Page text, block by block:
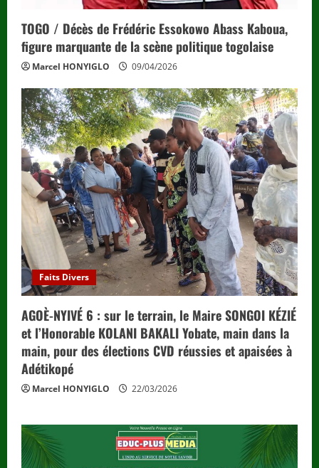
TOGO / Décès de Frédéric Essokowo Abass Kaboua,
figure marquante de la scène politique togolaise
Marcel HONYIGLO 09/04/2026
Faits Divers
AGOÈ-NYIVÉ 6 : sur le terrain, le Maire SONGOI KÉZIÉ
et l’Honorable KOLANI BAKALI Yobate, main dans la
main, pour des élections CVD réussies et apaisées à
Adétikopé
Marcel HONYIGLO 22/03/2026